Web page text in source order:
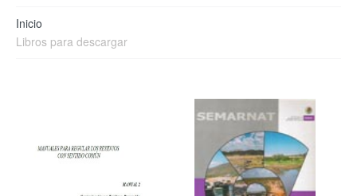
Inicio
Libros para descargar